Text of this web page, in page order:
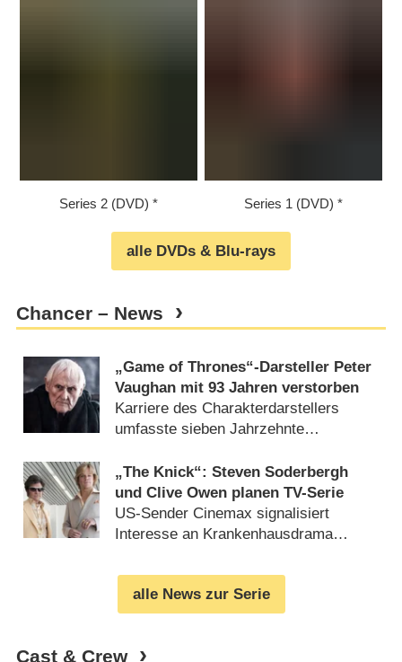
Series 2 (DVD) Series 1 (DVD)
alle DVDs & Blu-rays
Chancer – News
„Game of Thrones“-Darsteller Peter
Vaughan mit 93 Jahren verstorben
Karriere des Charakterdarstellers
umfasste sieben Jahrzehnte
„The Knick“: Steven Soderbergh
und Clive Owen planen TV-Serie
US-Sender Cinemax signalisiert
Interesse an Krankenhausdrama
alle News zur Serie
Cast & Crew